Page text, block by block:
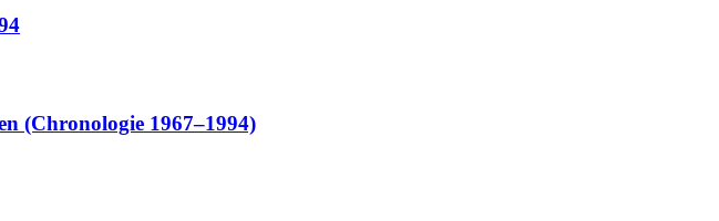
(Chronologie 1967–1994)